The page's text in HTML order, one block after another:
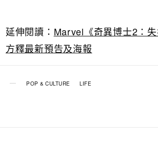
延伸閱讀： Marvel《奇異博士2：
方釋最新預告及海報
POP & CULTURE LIFE